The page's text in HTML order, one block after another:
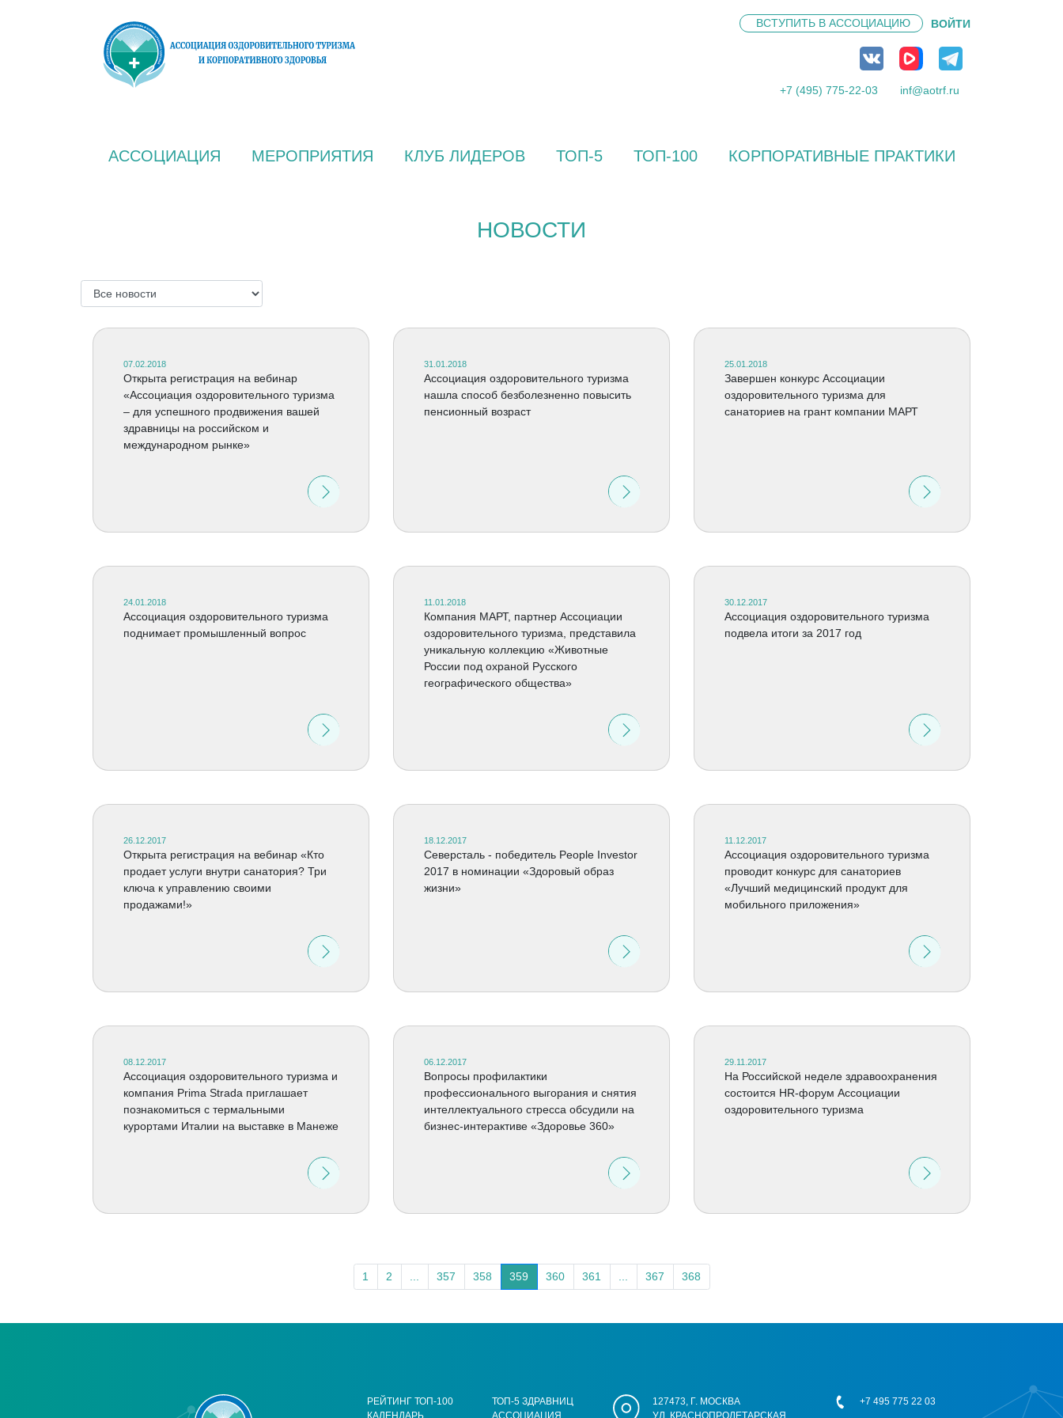
ВСТУПИТЬ В АССОЦИАЦИЮ ВОЙТИ
+7 (495) 775-22-03 inf@aotrf.ru
АССОЦИАЦИЯ МЕРОПРИЯТИЯ КЛУБ ЛИДЕРОВ ТОП-5 ТОП-100 КОРПОРАТИВНЫЕ ПРАКТИКИ
НОВОСТИ
07.02.2018
Открыта регистрация на вебинар
«Ассоциация оздоровительного туризма
– для успешного продвижения вашей
здравницы на российском и
международном рынке»
31.01.2018
Ассоциация оздоровительного туризма
нашла способ безболезненно повысить
пенсионный возраст
25.01.2018
Завершен конкурс Ассоциации
оздоровительного туризма для
санаториев на грант компании МАРТ
24.01.2018
Ассоциация оздоровительного туризма
поднимает промышленный вопрос
11.01.2018
Компания МАРТ, партнер Ассоциации
оздоровительного туризма, представила
уникальную коллекцию «Животные
России под охраной Русского
географического общества»
30.12.2017
Ассоциация оздоровительного туризма
подвела итоги за 2017 год
26.12.2017
Открыта регистрация на вебинар «Кто
продает услуги внутри санатория? Три
ключа к управлению своими
продажами!»
18.12.2017
Северсталь - победитель People Investor
2017 в номинации «Здоровый образ
жизни»
11.12.2017
Ассоциация оздоровительного туризма
проводит конкурс для санаториев
«Лучший медицинский продукт для
мобильного приложения»
08.12.2017
Ассоциация оздоровительного туризма и
компания Prima Strada приглашает
познакомиться с термальными
курортами Италии на выставке в Манеже
06.12.2017
Вопросы профилактики
профессионального выгорания и снятия
интеллектуального стресса обсудили на
бизнес-интерактиве «Здоровье 360»
29.11.2017
На Российской неделе здравоохранения
состоится HR-форум Ассоциации
оздоровительного туризма
1 2 357 358 359 360 361 367 368
РЕЙТИНГ ТОП-100
КАЛЕНДАРЬ
ТОП-5 ЗДРАВНИЦ
АССОЦИАЦИЯ
127473, Г. МОСКВА
УЛ. КРАСНОПРОЛЕТАРСКАЯ,
+7 495 775 22 03